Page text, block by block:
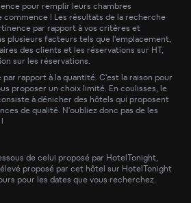
pour remplir leurs chambres
commence ! Les résultats de la recherche
par rapport à vos critères et
plusieurs facteurs tels que l'emplacement,
des clients et les réservations sur HT,
sur les réservations.
rapport à la quantité. C'est la raison pour
proposer un choix limité. En coulisses, le
à dénicher des hôtels qui proposent
de qualité. N'oubliez donc pas de les
de celui proposé par HotelTonight,
proposé par cet hôtel sur HotelTonight
pour les dates que vous recherchez.